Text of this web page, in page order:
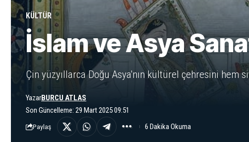
KÜLTÜR
İslam ve Asya
Çin yüzyıllarca Doğu Asya'nın kültürel çehresini hem
Son Güncelleme: 29 Mart 2025 09:51
YazarBURCU ATLAS
Paylaş 6 Dakika Okuma